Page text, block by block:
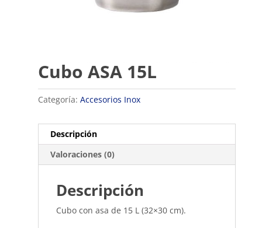
Cubo ASA 15L
Categoría: Accesorios Inox
Descripción
Valoraciones (0)
Descripción
Cubo con asa de 15 L (32×30 cm).